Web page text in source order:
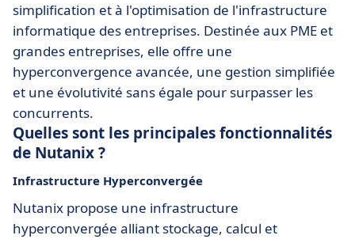
simplification et à l'optimisation de l'infrastructure
informatique des entreprises. Destinée aux PME et
grandes entreprises, elle offre une
hyperconvergence avancée, une gestion simplifiée
et une évolutivité sans égale pour surpasser les
concurrents.
Quelles sont les principales fonctionnalités
de Nutanix ?
Infrastructure Hyperconvergée
Nutanix propose une infrastructure
hyperconvergée alliant stockage, calcul et